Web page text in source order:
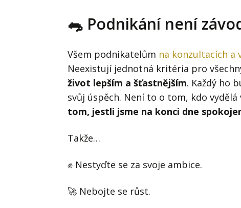
🐀 Podnikání není
Všem podnikatelům na konzultacích a
Neexistují jednotná kritéria pro
život lepším a šťastnějším. Každý ho
svůj úspěch. Není to o tom, kdo
tom, jestli jsme na konci dne
Takže…
✊ Nestyďte se za svoje ambice.
🚀 Nebojte se růst.